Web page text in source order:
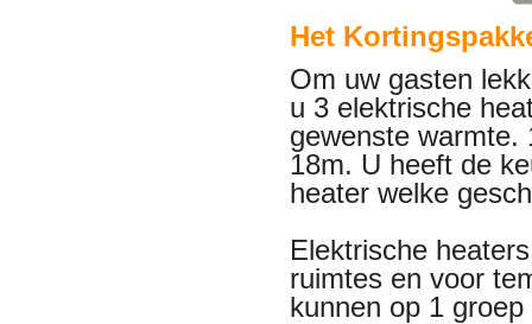
Het
Om uw gasten
u 3 elektrische
gewenste warmte.
18m. U heeft de
heater welke
Elektrische
ruimtes en voor
kunnen op 1